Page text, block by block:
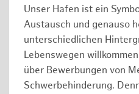
Unser Hafen ist ein
Austausch und genauso
unterschiedlichen
Lebenswegen
über Bewerbungen von
Schwerbehinderung.